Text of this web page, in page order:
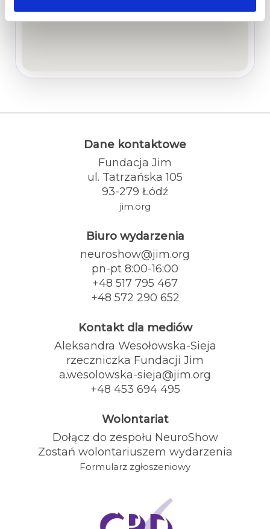
Dane kontaktowe
Fundacja Jim
ul. Tatrzańska 105
93-279 Łódź
jim.org
Biuro wydarzenia
neuroshow@jim.org
pn-pt 8:00-16:00
+48 517 795 467
+48 572 290 652
Kontakt dla mediów
Aleksandra Wesołowska-Sieja
rzeczniczka Fundacji Jim
a.wesolowska-sieja@jim.org
+48 453 694 495
Wolontariat
Dołącz do zespołu NeuroShow
Zostań wolontariuszem wydarzenia
Formularz zgłoszeniowy